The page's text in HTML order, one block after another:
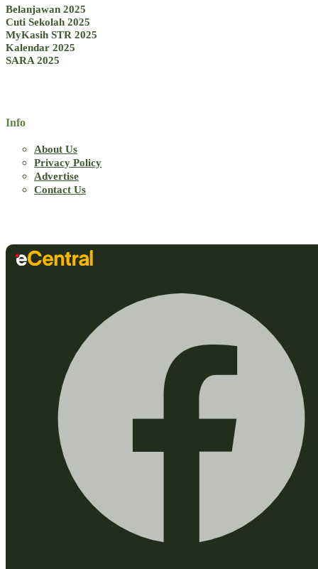
Belanjawan 2025
Cuti Sekolah 2025
MyKasih STR 2025
Kalendar 2025
SARA 2025
Info
About Us
Privacy Policy
Advertise
Contact Us